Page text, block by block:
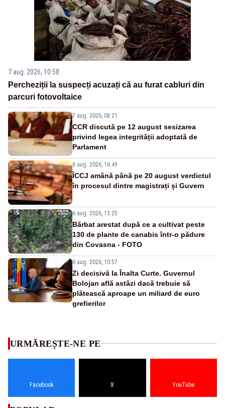
7 aug. 2026, 10:58
Percheziții la suspecți acuzați că au furat cabluri din
parcuri fotovoltaice
7 aug. 2026, 08:21
CCR discută pe 12 august sesizarea
privind legea integrității adoptată de
Parlament
6 aug. 2026, 16:49
ÎCCJ amână până pe 20 august verdictul
în procesul dintre magistrați și Guvern
6 aug. 2026, 13:25
Bărbat arestat după ce a cultivat peste
130 de plante de canabis într-o pădure
din Covasna - FOTO
6 aug. 2026, 10:57
Zi decisivă la Înalta Curte. Guvernul
Bolojan află astăzi dacă trebuie să
plătească aproape un miliard de euro
grefierilor
URMĂREȘTE-NE PE
Facebook X YouTube